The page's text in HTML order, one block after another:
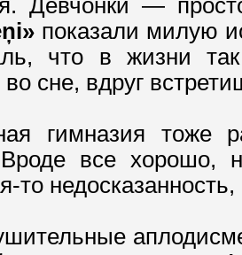
Девчонки —
показали милую
что в жизни
во сне, вдруг
гимназия
все хорошо,
то